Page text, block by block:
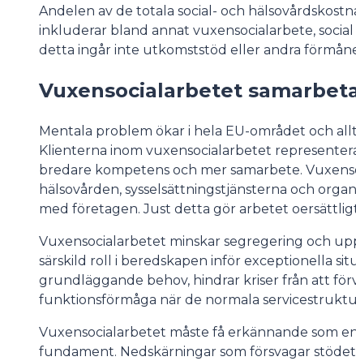
Andelen av de totala social- och
inkluderar bland annat vuxensocialarbete,
detta ingår inte utkomststöd eller andra
Vuxensocialarbetet
Mentala problem ökar i hela EU-området och
Klienterna inom vuxensocialarbetet
bredare kompetens och mer samarbete.
hälsovården, sysselsättningstjänsterna och
med företagen. Just detta gör arbetet
Vuxensocialarbetet minskar segregering och
särskild roll i beredskapen inför exceptionella
grundläggande behov, hindrar kriser från att
funktionsförmåga när de normala
Vuxensocialarbetet måste få erkännande som
fundament. Nedskärningar som försvagar